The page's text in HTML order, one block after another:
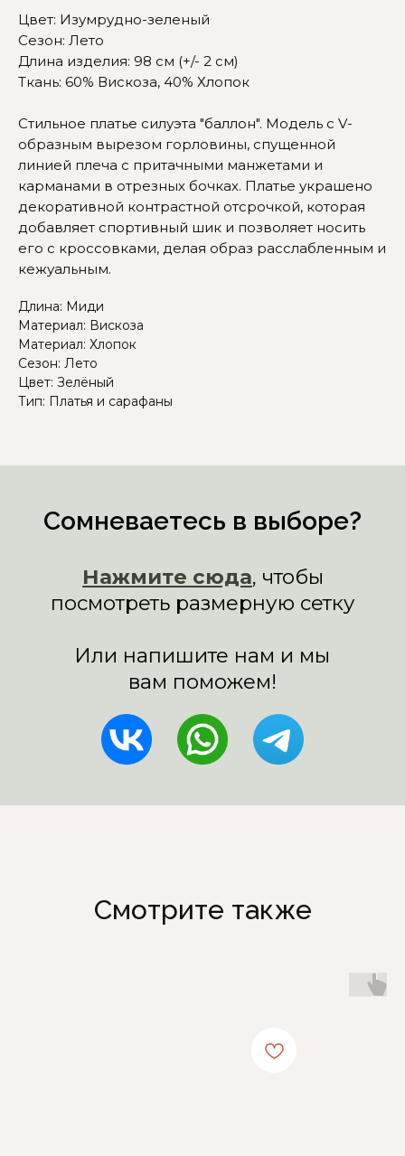
Цвет: Изумрудно-зеленый
Сезон: Лето
Длина изделия: 98 см (+/- 2 см)
Ткань: 60% Вискоза, 40% Хлопок
Стильное платье силуэта "баллон". Модель с V-
образным вырезом горловины, спущенной
линией плеча с притачными манжетами и
карманами в отрезных бочках. Платье украшено
декоративной контрастной отсрочкой, которая
добавляет спортивный шик и позволяет носить
его с кроссовками, делая образ расслабленным и
кежуальным.
Длина: Миди
Материал: Вискоза
Материал: Хлопок
Сезон: Лето
Цвет: Зелёный
Тип: Платья и сарафаны
Сомневаетесь в выборе?
Нажмите сюда, чтобы
посмотреть размерную сетку
Или напишите нам и мы
вам поможем!
Смотрите также